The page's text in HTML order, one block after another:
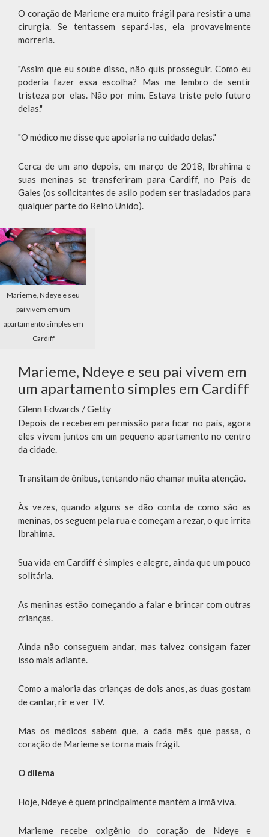
O coração de Marieme era muito frágil para resistir a uma
cirurgia. Se tentassem separá-las, ela provavelmente
morreria.
"Assim que eu soube disso, não quis prosseguir. Como eu
poderia fazer essa escolha? Mas me lembro de sentir
tristeza por elas. Não por mim. Estava triste pelo futuro
delas."
"O médico me disse que apoiaria no cuidado delas."
Cerca de um ano depois, em março de 2018, Ibrahima e
suas meninas se transferiram para Cardiff, no País de
Gales (os solicitantes de asilo podem ser trasladados para
qualquer parte do Reino Unido).
Marieme, Ndeye e seu
pai vivem em um
apartamento simples em
Cardiff
Marieme, Ndeye e seu pai vivem em
um apartamento simples em Cardiff
Glenn Edwards / Getty
Depois de receberem permissão para ficar no país, agora
eles vivem juntos em um pequeno apartamento no centro
da cidade.
Transitam de ônibus, tentando não chamar muita atenção.
Às vezes, quando alguns se dão conta de como são as
meninas, os seguem pela rua e começam a rezar, o que irrita
Ibrahima.
Sua vida em Cardiff é simples e alegre, ainda que um pouco
solitária.
As meninas estão começando a falar e brincar com outras
crianças.
Ainda não conseguem andar, mas talvez consigam fazer
isso mais adiante.
Como a maioria das crianças de dois anos, as duas gostam
de cantar, rir e ver TV.
Mas os médicos sabem que, a cada mês que passa, o
coração de Marieme se torna mais frágil.
O dilema
Hoje, Ndeye é quem principalmente mantém a irmã viva.
Marieme recebe oxigênio do coração de Ndeye e